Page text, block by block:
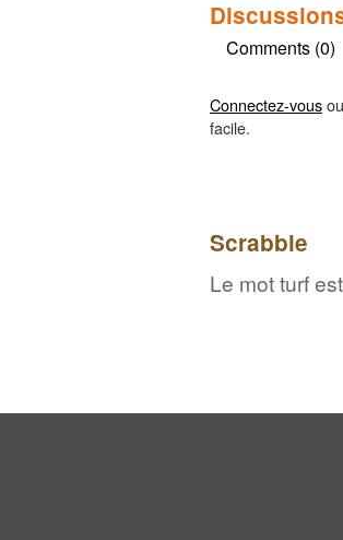
Comments (0)
Connectez-vousou
facile.
Scrabble
Le mot turf